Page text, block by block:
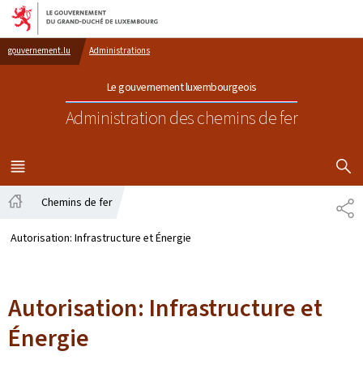
Aller au menu principal
Aller au contenu
gouvernement.lu Administrations
Le gouvernement luxembourgeois
Administration des chemins de fer
MENU
PRINCIPAL
Chemins de fer
Autorisation: Infrastructure et Énergie
Autorisation: Infrastructure et
Énergie